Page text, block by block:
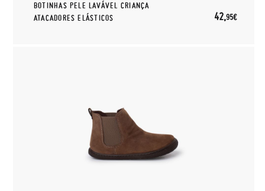
BOTINHAS PELE LAVÁVEL CRIANÇA
ATACADORES ELÁSTICOS
42,95€